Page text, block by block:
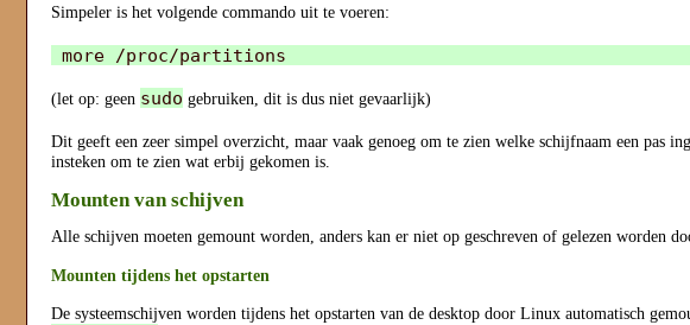
Simpeler is het volgende commando uit te voeren:
(let op: geen sudo gebruiken, dit is dus niet gevaarlijk)
Dit geeft een zeer simpel overzicht, maar vaak genoeg om te zien welke schijfnaam een pas
insteken om te zien wat erbij gekomen is.
Mounten van schijven
Alle schijven moeten gemount worden, anders kan er niet op geschreven of gelezen worden
Mounten tijdens het opstarten
De systeemschijven worden tijdens het opstarten van de desktop door Linux automatisch